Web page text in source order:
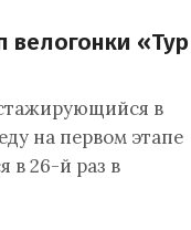
велогонки «Тур
в
на первом этапе
в 26-й раз в